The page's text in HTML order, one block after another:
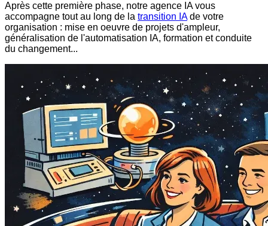
Après cette première phase, notre agence IA vous
accompagne tout au long de la transition IAde votre
organisation : mise en oeuvre de projets d'ampleur,
généralisation de l'automatisation IA, formation et conduite
du changement...